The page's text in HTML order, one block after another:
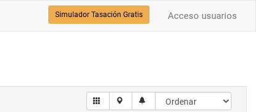
Acceso usuarios
Simulador Tasación Gratis